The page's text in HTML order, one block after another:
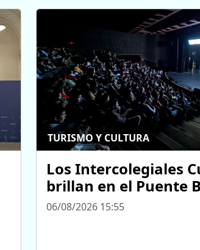
TURISMO Y CULTURA
Los Intercolegiales
brillan en el Puente
06/08/2026 15:55